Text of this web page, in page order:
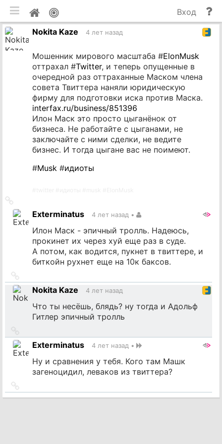
Мой
профиль
и
Вход
Nokita Kaze
4 лет назад
Мошенник мирового масштаба #ElonMusk
оттрахал #Twitter, и теперь опущенные в
очередной раз оттраханные Маском члена
совета Твиттера наняли юридическую
фирму для подготовки иска против Маска.
interfax.ru/business/851396
Илон Маск это просто цыганёнок от
бизнеса. Не работайте с цыганами, не
заключайте с ними сделки, не ведите
бизнес. И тогда цыгане вас не поимеют.
#Musk #идиоты
на
источникExterminatus 4 лет назад •
Илон Маск - эпичный тролль. Надеюсь,
прокинет их через хуй еще раз в суде.
А потом, как водится, пукнет в твиттере, и
биткойн рухнет еще на 10к баксов.
на
источник
Nokita Kaze 4 лет назад
Что ты несёшь, блядь? ну тогда и Адольф
Гитлер эпичный тролль
на
источник
Exterminatus 4 лет назад •
Ну и сравнения у тебя. Кого там Машк
загеноцидил, леваков из твиттера?
на
мобильная версия